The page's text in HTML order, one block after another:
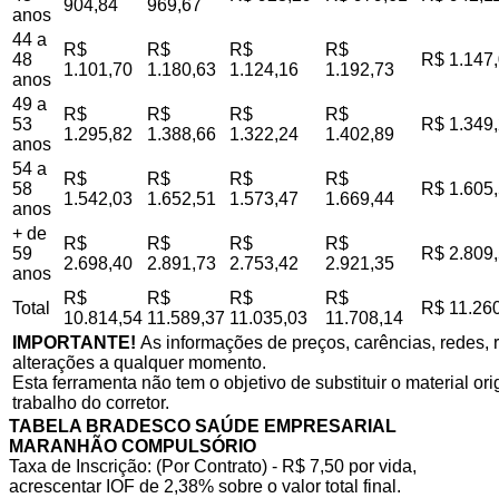
anos
904,84
969,67
44 a
48
anos
R$
1.101,70
R$
1.180,63
R$
1.124,16
R$
1.192,73
R$
49 a
53
anos
R$
1.295,82
R$
1.388,66
R$
1.322,24
R$
1.402,89
R$
54 a
58
anos
R$
1.542,03
R$
1.652,51
R$
1.573,47
R$
1.669,44
R$
+ de
59
anos
R$
2.698,40
R$
2.891,73
R$
2.753,42
R$
2.921,35
R$
Total
R$
10.814,54
R$
11.589,37
R$
11.035,03
R$
11.708,14
R$
IMPORTANTE! As informações de preços, carências,
alterações a qualquer momento.
Esta ferramenta não tem o objetivo de substituir o material
trabalho do corretor.
TABELA BRADESCO SAÚDE EMPRESARIAL
MARANHÃO COMPULSÓRIO
Taxa de Inscrição: (Por Contrato) - R$ 7,50 por vida,
acrescentar IOF de 2,38% sobre o valor total final.